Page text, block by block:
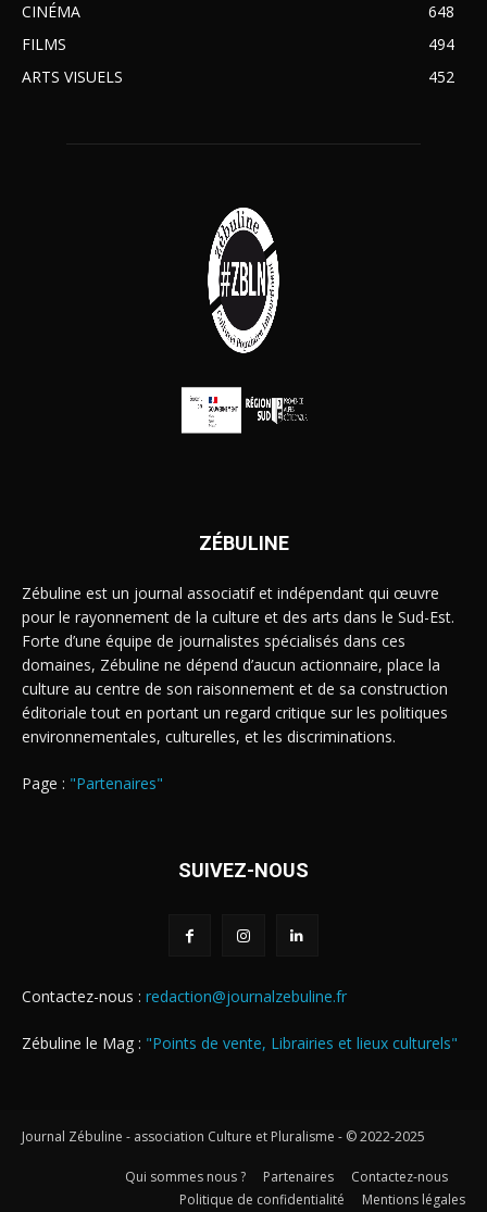
CINÉMA
648
FILMS
494
ARTS VISUELS
452
ZÉBULINE
Zébuline est un journal associatif et indépendant qui œuvre
pour le rayonnement de la culture et des arts dans le Sud-Est.
Forte d’une équipe de journalistes spécialisés dans ces
domaines, Zébuline ne dépend d’aucun actionnaire, place la
culture au centre de son raisonnement et de sa construction
éditoriale tout en portant un regard critique sur les politiques
environnementales, culturelles, et les discriminations.
Page : "Partenaires"
SUIVEZ-NOUS
Contactez-nous : redaction@journalzebuline.fr
Zébuline le Mag : "Points de vente, Librairies et lieux culturels"
Journal Zébuline - association Culture et Pluralisme - © 2022-2025
Qui sommes nous ? Partenaires
Contactez-nous
Politique de confidentialité
Mentions légales